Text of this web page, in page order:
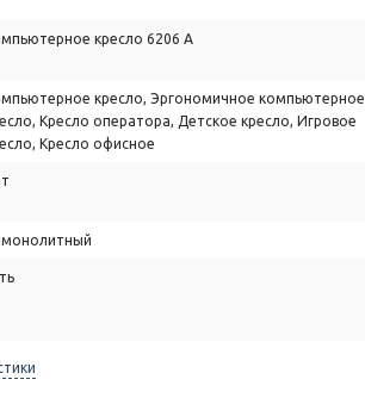
кресло 6206 A
кресло, Эргономичное компьютерное
Кресло оператора, Детское кресло, Игровое
Кресло офисное